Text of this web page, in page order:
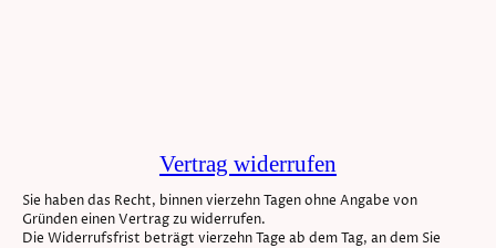
Vertrag widerrufen
Sie haben das Recht, binnen vierzehn Tagen ohne Angabe von
Gründen einen Vertrag zu widerrufen.
Die Widerrufsfrist beträgt vierzehn Tage ab dem Tag, an dem Sie